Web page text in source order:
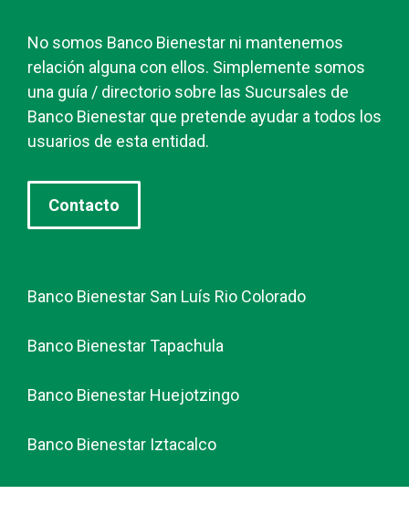
No somos Banco Bienestar ni mantenemos
relación alguna con ellos. Simplemente somos
una guía / directorio sobre las Sucursales de
Banco Bienestar que pretende ayudar a todos los
usuarios de esta entidad.
Contacto
Banco Bienestar San Luís Rio Colorado
Banco Bienestar Tapachula
Banco Bienestar Huejotzingo
Banco Bienestar Iztacalco
Banco Bienestar La piedad